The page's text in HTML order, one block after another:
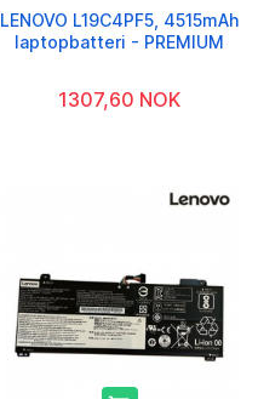
LENOVO L19C4PF5, 4515mAh
laptopbatteri - PREMIUM
1307,60 NOK